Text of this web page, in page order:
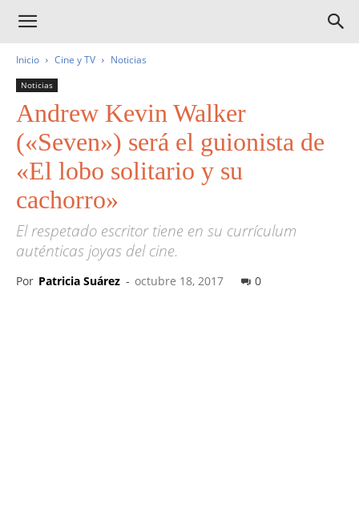
Inicio Cine y TV Noticias
Noticias
Andrew Kevin Walker
(«Seven») será el guionista de
«El lobo solitario y su
cachorro»
El respetado escritor tiene en su currículum
auténticas joyas del cine.
Por Patricia Suárez - octubre 18, 2017 0